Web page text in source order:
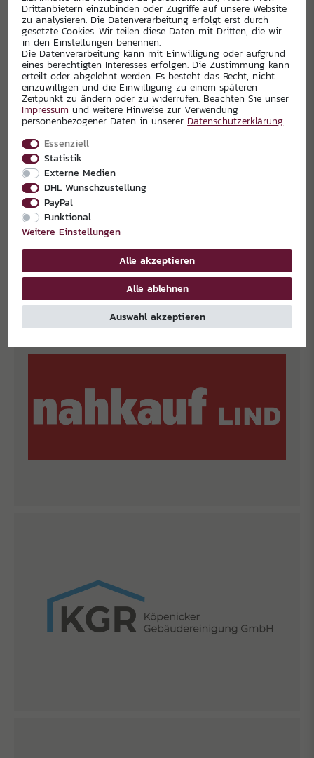
EXKLUSIVPARTNER
Drittanbietern einzubinden oder Zugriffe auf unsere Website
zu analysieren. Die Datenverarbeitung erfolgt erst durch
gesetzte Cookies. Wir teilen diese Daten mit Dritten, die wir
in den Einstellungen benennen.
Die Datenverarbeitung kann mit Einwilligung oder aufgrund
eines berechtigten Interesses erfolgen. Die Zustimmung kann
erteilt oder abgelehnt werden. Es besteht das Recht, nicht
einzuwilligen und die Einwilligung zu einem späteren
Zeitpunkt zu ändern oder zu widerrufen. Beachten Sie unser
Impressum und weitere Hinweise zur Verwendung
personenbezogener Daten in unserer Daten­schutz­erklärung.
Essenziell
Statistik
Externe Medien
DHL Wunschzustellung
PayPal
Funktional
Weitere Einstellungen
Alle akzeptieren
Alle ablehnen
Auswahl akzeptieren